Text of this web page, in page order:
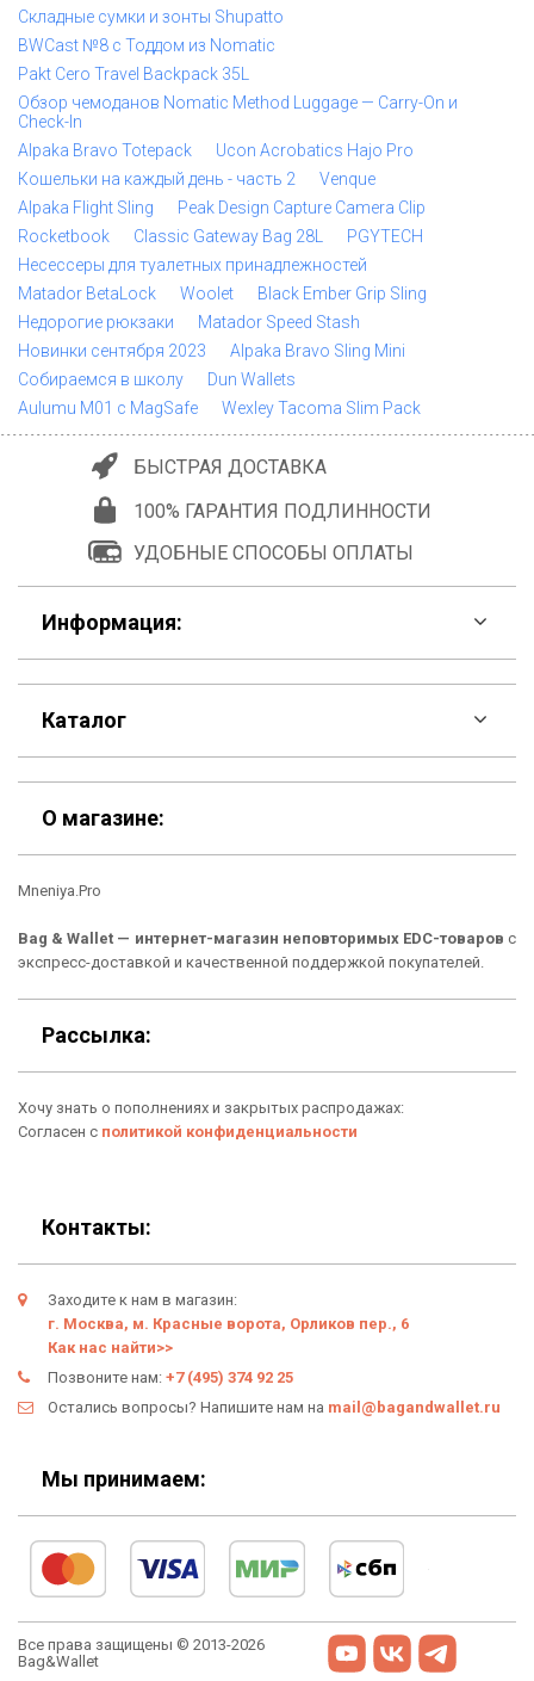
Складные сумки и зонты Shupatto
BWCast №8 с Тоддом из Nomatic
Pakt Cero Travel Backpack 35L
Обзор чемоданов Nomatic Method Luggage — Carry-On и
Check-In
Alpaka Bravo Totepack
Ucon Acrobatics Hajo Pro
Кошельки на каждый день - часть 2
Venque
Alpaka Flight Sling
Peak Design Capture Camera Clip
Rocketbook
Classic Gateway Bag 28L
PGYTECH
Несессеры для туалетных принадлежностей
Matador BetaLock
Woolet
Black Ember Grip Sling
Недорогие рюкзаки
Matador Speed Stash
Новинки сентября 2023
Alpaka Bravo Sling Mini
Собираемся в школу
Dun Wallets
Aulumu M01 с MagSafe
Wexley Tacoma Slim Pack
БЫСТРАЯ ДОСТАВКА
100% ГАРАНТИЯ ПОДЛИННОСТИ
УДОБНЫЕ СПОСОБЫ ОПЛАТЫ
Информация:
F.A.Q
Контакты
Шоурум
Материалы
Подарочные сертификаты
О нас
Отзывы о Bag & Wallet
Гарантия
Условия возврата
Оферта
Политика конфиденциальности
Каталог
Скидки
Кошельки
Сумки
Новинки
Подарки
О магазине:
Mneniya.Pro
Bag & Wallet — интернет-магазин неповторимых EDC-товаров с
экспресс-доставкой и качественной поддержкой покупателей.
Рассылка:
Хочу знать о пополнениях и закрытых распродажах:
Согласен с политикой конфиденциальности
Контакты:
Заходите к нам в магазин:
г. Москва, м. Красные ворота, Орликов пер., 6
Как нас найти>>
Позвоните нам: +7 (495) 374 92 25
Остались вопросы? Напишите нам на mail@bagandwallet.ru
Мы принимаем:
Все права защищены © 2013-2026
Bag&Wallet